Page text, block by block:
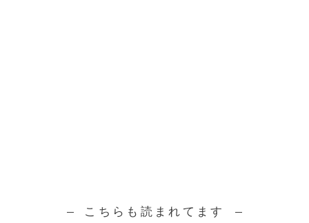
こちらも読まれてます